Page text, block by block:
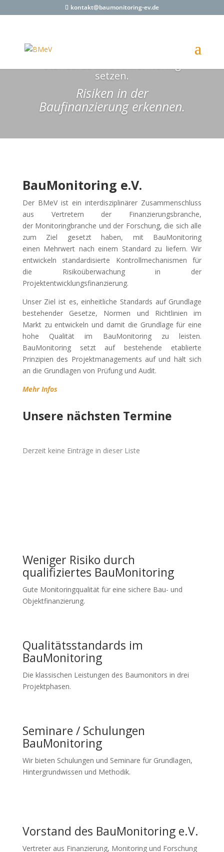
kontakt@baumonitoring-ev.de
setzen.
Risiken in der
Baufinanzierung erkennen.
BauMonitoring e.V.
Der BMeV ist ein interdisziplinärer Zusammenschluss
aus Vertretern der Finanzierungsbranche,
der Monitoringbranche und der Forschung, die sich alle
zum Ziel gesetzt haben, mit BauMonitoring
einen Mehrwert nach einem Standard zu liefern. Wir
entwickeln standardisierte Kontrollmechanismen für
die Risikoüberwachung in der
Projektentwicklungsfinanzierung.
Unser Ziel ist es, einheitliche Standards auf Grundlage
bestehender Gesetze, Normen und Richtlinien im
Markt zu entwickeln und damit die Grundlage für eine
hohe Qualität im BauMonitoring zu leisten.
BauMonitoring setzt auf bestehende etablierte
Prinzipien des Projektmanagements auf und hält sich
an die Grundlagen von Prüfung und Audit.
Mehr Infos
Unsere nächsten Termine
Derzeit keine Einträge in dieser Liste
Weniger Risiko durch
qualifiziertes BauMonitoring
Gute Monitoringqualität für eine sichere Bau- und
Objektfinanzierung.
Qualitätsstandards im
BauMonitoring
Die klassischen Leistungen des Baumonitors in drei
Projektphasen.
Seminare / Schulungen
BauMonitoring
Wir bieten Schulungen und Seminare für Grundlagen,
Hintergrundwissen und Methodik.
Vorstand des BauMonitoring e.V.
Vertreter aus Finanzierung, Monitoring und Forschung